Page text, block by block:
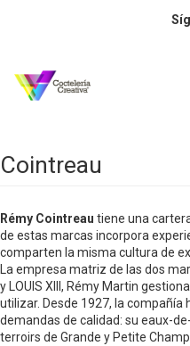
Cointreau
Rémy Cointreau tiene una
de estas marcas incorpora
comparten la misma cultura de
La empresa matriz de las dos
y LOUIS XIII, Rémy Martin
utilizar. Desde 1927, la
demandas de calidad: su eaux-
terroirs de Grande y Petite